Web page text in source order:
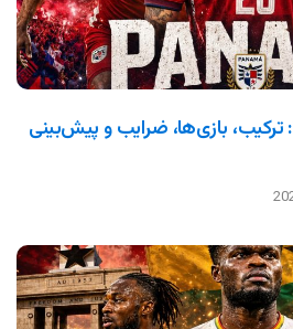
پاناما در جام جهانی ۲۰۲۶: ترکیب، بازی‌ها، ضرایب و پیش‌بینی